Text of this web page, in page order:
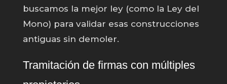
buscamos la mejor ley (como la Ley del
Mono) para validar esas construcciones
antiguas sin demoler.
Tramitación de firmas con múltiples